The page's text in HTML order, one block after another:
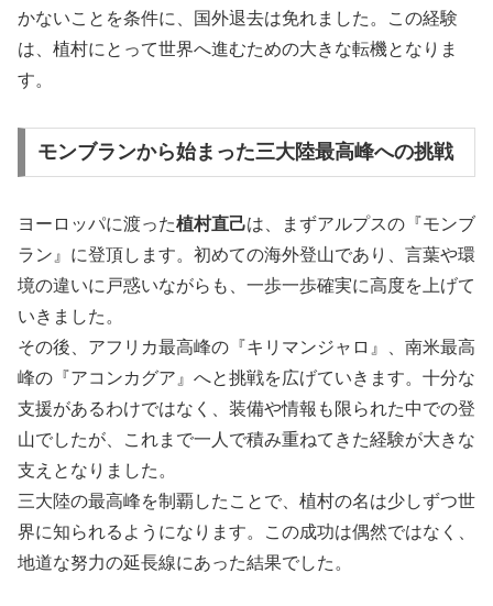
かないことを条件に、国外退去は免れました。この経験
は、植村にとって世界へ進むための大きな転機となりま
す。
モンブランから始まった三大陸最高峰への挑戦
ヨーロッパに渡った植村直己は、まずアルプスの『モンブ
ラン』に登頂します。初めての海外登山であり、言葉や環
境の違いに戸惑いながらも、一歩一歩確実に高度を上げて
いきました。
その後、アフリカ最高峰の『キリマンジャロ』、南米最高
峰の『アコンカグア』へと挑戦を広げていきます。十分な
支援があるわけではなく、装備や情報も限られた中での登
山でしたが、これまで一人で積み重ねてきた経験が大きな
支えとなりました。
三大陸の最高峰を制覇したことで、植村の名は少しずつ世
界に知られるようになります。この成功は偶然ではなく、
地道な努力の延長線にあった結果でした。